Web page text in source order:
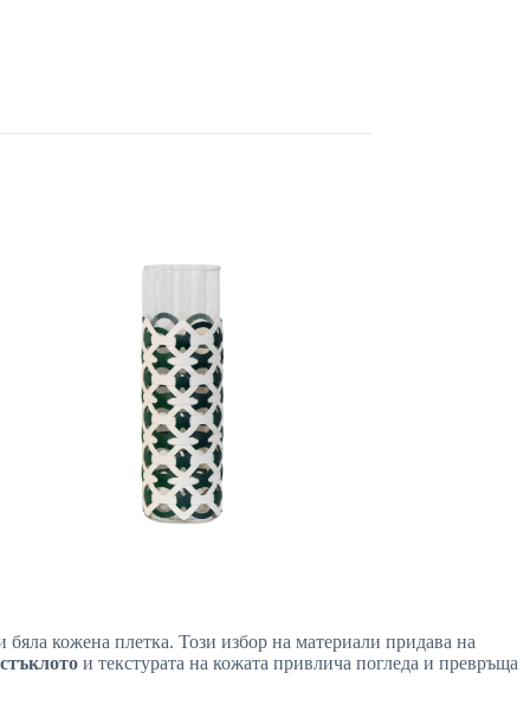
бяла кожена плетка. Този избор на материали придава на
стъклото и текстурата на кожата привлича погледа и превръща